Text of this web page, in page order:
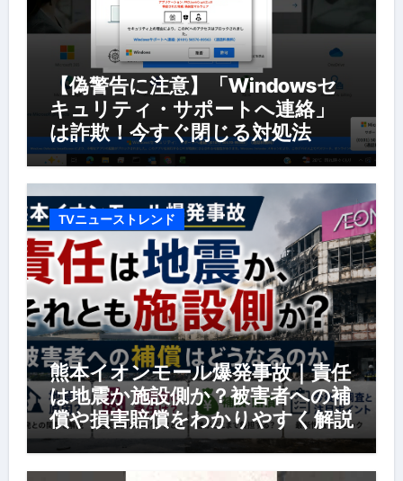
【偽警告に注意】「Windowsセ
キュリティ・サポートへ連絡」
は詐欺！今すぐ閉じる対処法
TVニューストレンド
熊本イオンモール爆発事故｜責任
は地震か施設側か？被害者への補
償や損害賠償をわかりやすく解説